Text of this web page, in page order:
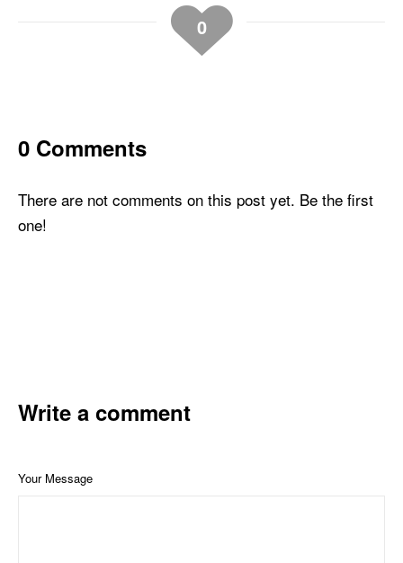
0
0 Comments
There are not comments on this post yet. Be the first
one!
Write a comment
Your Message